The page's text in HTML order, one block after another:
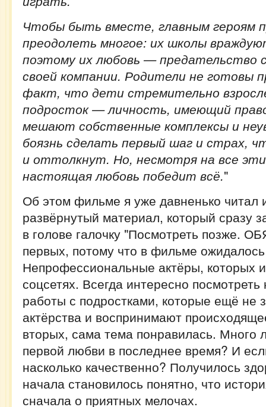
Чтобы быть вместе, главным героям
преодолеть многое: их школы
поэтому их любовь — предательство
своей компании. Родители не готовы
факт, что дети стремительно
подросток — личность, имеющий
мешают собственные комплексы и
боязнь сделать первый шаг и страх,
и оттолкнут. Но, несмотря на все
настоящая любовь победит всё."
Об этом фильме я уже давненько читал
развёрнутый материал, который сразу
в голове галочку "Посмотреть позже.
первых, потому что в фильме
Непрофессиональные актёры, которых
соцсетях. Всегда интересно посмотреть
работы с подростками, которые ещё не
актёрства и воспринимают
вторых, сама тема понравилась. Много
первой любви в последнее время? И
насколько качественно? Получилось
начала становилось понятно, что
сначала о приятных мелочах.